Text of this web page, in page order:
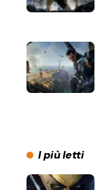
I più letti